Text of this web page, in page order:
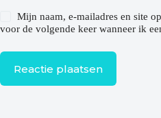
Mijn naam, e-mailadres en site
voor de volgende keer wanneer ik
Reactie plaatsen